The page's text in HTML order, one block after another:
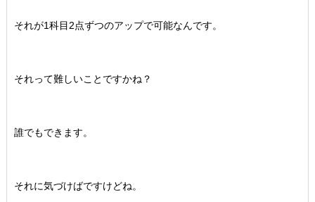
それが1科目2点ずつのアップで可能なんです。
それって難しいことですかね？
誰でもできます。
それに気づけばですけどね。